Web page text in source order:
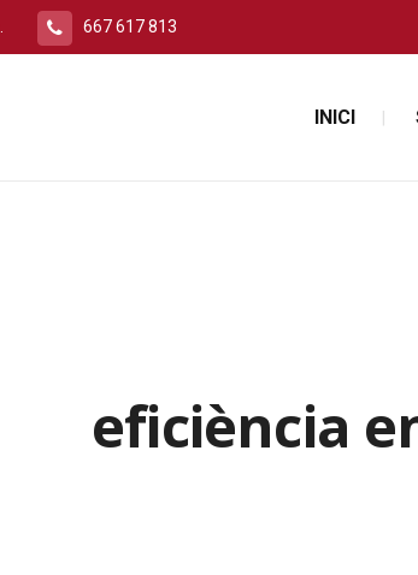
667 617 813
INICI
eficiència